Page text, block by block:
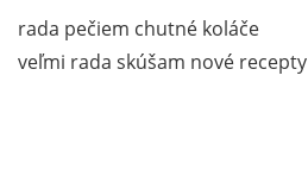
rada pečiem chutné koláče
veľmi rada skúšam nové recepty